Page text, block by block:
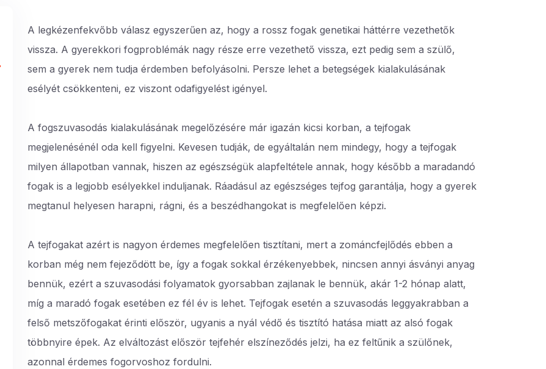
A legkézenfekvőbb válasz egyszerűen az, hogy a rossz fogak genetikai háttérre vezethetők
vissza. A gyerekkori fogproblémák nagy része erre vezethető vissza, ezt pedig sem a szülő,
sem a gyerek nem tudja érdemben befolyásolni. Persze lehet a betegségek kialakulásának
esélyét csökkenteni, ez viszont odafigyelést igényel.
A fogszuvasodás kialakulásának megelőzésére már igazán kicsi korban, a tejfogak
megjelenésénél oda kell figyelni. Kevesen tudják, de egyáltalán nem mindegy, hogy a tejfogak
milyen állapotban vannak, hiszen az egészségük alapfeltétele annak, hogy később a maradandó
fogak is a legjobb esélyekkel induljanak. Ráadásul az egészséges tejfog garantálja, hogy a gyerek
megtanul helyesen harapni, rágni, és a beszédhangokat is megfelelően képzi.
A tejfogakat azért is nagyon érdemes megfelelően tisztítani, mert a zománcfejlődés ebben a
korban még nem fejeződött be, így a fogak sokkal érzékenyebbek, nincsen annyi ásványi anyag
bennük, ezért a szuvasodási folyamatok gyorsabban zajlanak le bennük, akár 1-2 hónap alatt,
míg a maradó fogak esetében ez fél év is lehet. Tejfogak esetén a szuvasodás leggyakrabban a
felső metszőfogakat érinti először, ugyanis a nyál védő és tisztító hatása miatt az alsó fogak
többnyire épek. Az elváltozást először tejfehér elszíneződés jelzi, ha ez feltűnik a szülőnek,
azonnal érdemes fogorvoshoz fordulni.